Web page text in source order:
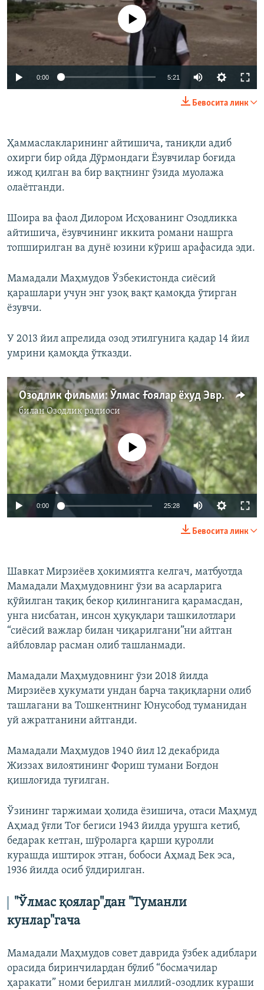
720p 1080p
Айни дамда медиа-манба мавжуд эмас
0:00 5:21
720p
1080p
Бевосита линк
Ҳаммаслакларининг айтишича, таниқли адиб
охирги бир ойда Дўрмондаги Ёзувчилар боғида
ижод қилган ва бир вақтнинг ўзида муолажа
олаётганди.
Шоира ва фаол Дилором Исҳованинг Озодликка
айтишича, ёзувчининг иккита романи нашрга
топширилган ва дунё юзини кўриш арафасида эди.
Мамадали Маҳмудов Ўзбекистонда сиёсий
қарашлари учун энг узоқ вақт қамоқда ўтирган
ёзувчи.
У 2013 йил апрелида озод этилгунига қадар 14 йил
умрини қамоқда ўтказди.
Озодлик фильми: Ўлмас Ғоялар ёхуд Эврил Турон қисмати
биланОзодлик радиоси
Айни дамда медиа-манба мавжуд эмас
0:00 25:28
Бевосита линк
Шавкат Мирзиёев ҳокимиятга келгач, матбуотда
Мамадали Маҳмудовнинг ўзи ва асарларига
қўйилган тақиқ бекор қилинганига қарамасдан,
унга нисбатан, инсон ҳуқуқлари ташкилотлари
“сиёсий важлар билан чиқарилгани”ни айтган
айбловлар расман олиб ташланмади.
Мамадали Маҳмудовнинг ўзи 2018 йилда
Мирзиёев ҳукумати ундан барча тақиқларни олиб
ташлагани ва Тошкентнинг Юнусобод туманидан
уй ажратганини айтганди.
Мамадали Маҳмудов 1940 йил 12 декабрида
Жиззах вилоятининг Фориш тумани Боғдон
қишлоғида туғилган.
Ўзининг таржимаи ҳолида ёзишича, отаси Маҳмуд
Аҳмад ўғли Тоғ бегиси 1943 йилда урушга кетиб,
бедарак кетган, шўроларга қарши қуролли
курашда иштирок этган, бобоси Аҳмад Бек эса,
1936 йилда осиб ўлдирилган.
"Ўлмас қоялар"дан "Туманли
кунлар"гача
Мамадали Маҳмудов совет даврида ўзбек адиблари
орасида биринчилардан бўлиб “босмачилар
ҳаракати” номи берилган миллий-озодлик кураши